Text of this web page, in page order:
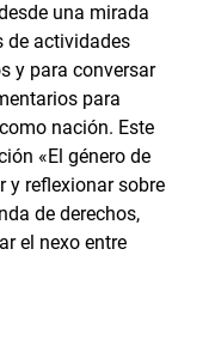
una mirada
de actividades
y para conversar
para
nación. Este
«El género de
y reflexionar sobre
de derechos,
el nexo entre